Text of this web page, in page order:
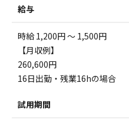
給与
時給 1,200円 ～ 1,500円
【月収例】
260,600円
16日出勤・残業16hの場合
試用期間